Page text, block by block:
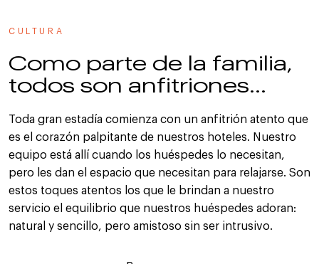
CULTURA
Como parte de la familia,
todos son anfitriones...
Toda gran estadía comienza con un anfitrión atento que
es el corazón palpitante de nuestros hoteles. Nuestro
equipo está allí cuando los huéspedes lo necesitan,
pero les dan el espacio que necesitan para relajarse. Son
estos toques atentos los que le brindan a nuestro
servicio el equilibrio que nuestros huéspedes adoran:
natural y sencillo, pero amistoso sin ser intrusivo.